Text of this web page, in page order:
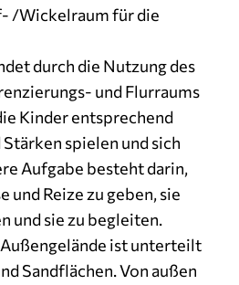
/Wickelraum für die
durch die Nutzung des
und Flurraums
Kinder entsprechend
spielen und sich
Aufgabe besteht darin,
und Reize zu geben, sie
und sie zu begleiten.
ist unterteilt
Sandflächen. Von außen